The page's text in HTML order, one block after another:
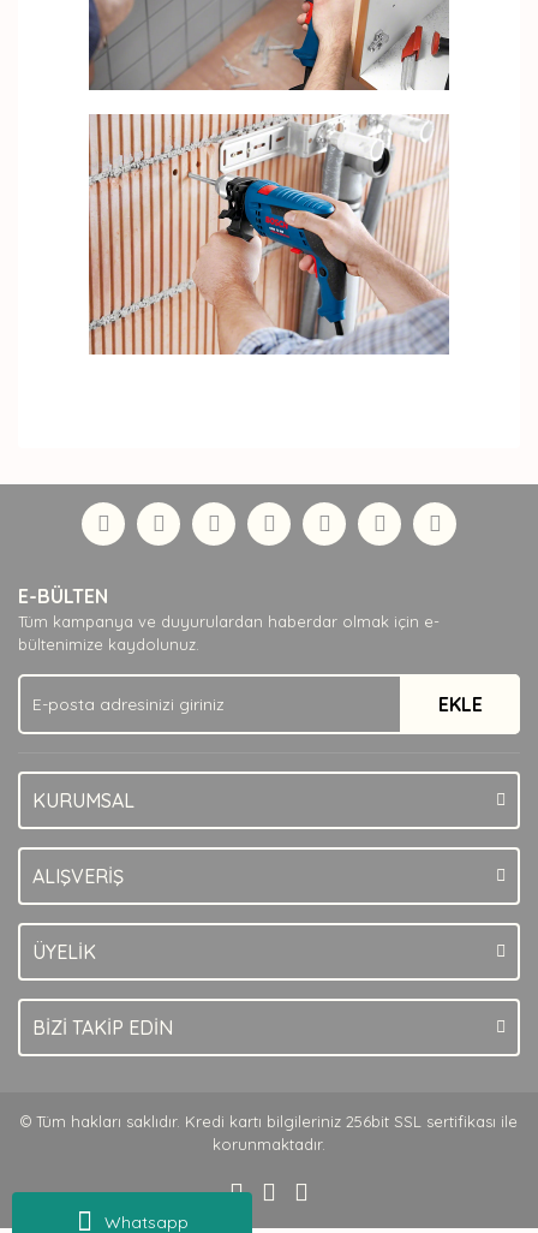
Whatsapp
Yorum Yaz
formunu kullanarak tarafımıza iletebilirsiniz.
Görüş ve önerileriniz için teşekkür ederiz.
Ürün açıklamasında eksik bilgiler bulunuyor.
Ürün bilgilerinde hatalar bulunuyor.
Bu ürüne benzer farklı alternatifler olmalı.
E-BÜLTEN
Tüm kampanya ve duyurulardan haberdar olmak için e-
bültenimize kaydolunuz.
EKLE
KURUMSAL
ALIŞVERİŞ
ÜYELİK
BİZİ TAKİP EDİN
© Tüm hakları saklıdır. Kredi kartı bilgileriniz 256bit SSL sertifikası ile
korunmaktadır.